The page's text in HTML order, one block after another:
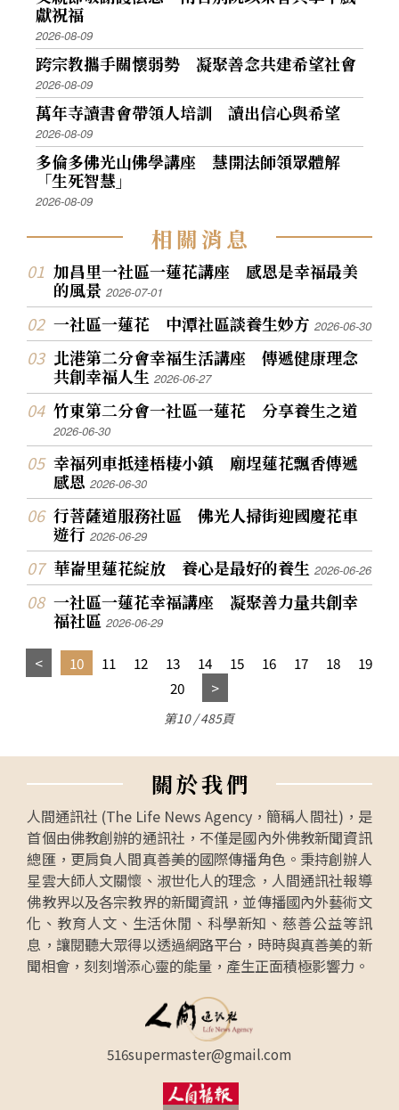
獻祝福
2026-08-09
跨宗教攜手關懷弱勢 凝聚善念共建希望社會
2026-08-09
萬年寺讀書會帶領人培訓 讀出信心與希望
2026-08-09
多倫多佛光山佛學講座 慧開法師領眾體解
「生死智慧」
2026-08-09
相關消息
加昌里一社區一蓮花講座 感恩是幸福最美
的風景2026-07-01
一社區一蓮花 中潭社區談養生妙方2026-06-30
北港第二分會幸福生活講座 傳遞健康理念
共創幸福人生2026-06-27
竹東第二分會一社區一蓮花 分享養生之道
2026-06-30
幸福列車抵達梧棲小鎮 廟埕蓮花飄香傳遞
感恩2026-06-30
行菩薩道服務社區 佛光人掃街迎國慶花車
遊行2026-06-29
華崙里蓮花綻放 養心是最好的養生2026-06-26
一社區一蓮花幸福講座 凝聚善力量共創幸
福社區2026-06-29
10 11 12 13 14 15 16 17 18
19
20
第10 / 485頁
關於我們
人間通訊社 (The Life News Agency，簡稱人間社)，是
首個由佛教創辦的通訊社，不僅是國內外佛教新聞資訊
總匯，更肩負人間真善美的國際傳播角色。秉持創辦人
星雲大師人文關懷、淑世化人的理念，人間通訊社報導
佛教界以及各宗教界的新聞資訊，並傳播國內外藝術文
化、教育人文、生活休閒、科學新知、慈善公益等訊
息，讓閱聽大眾得以透過網路平台，時時與真善美的新
聞相會，刻刻增添心靈的能量，產生正面積極影響力。
516supermaster@gmail.com